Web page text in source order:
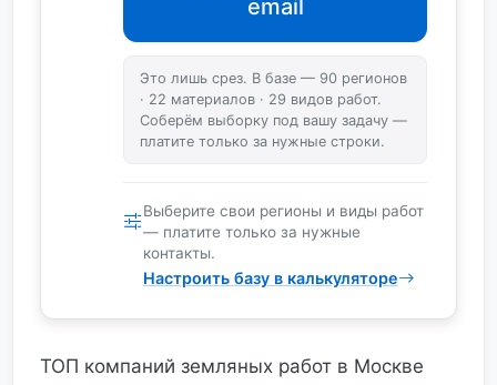
email
Это лишь срез. В базе — 90 регионов
· 22 материалов · 29 видов работ.
Соберём выборку под вашу задачу —
платите только за нужные строки.
Выберите свои регионы и виды работ
— платите только за нужные
контакты.
Настроить базу в калькуляторе
ТОП компаний земляных работ в Москве